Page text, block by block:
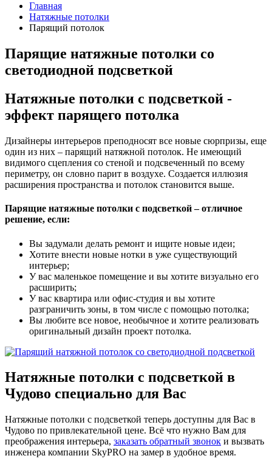
Главная
Натяжные потолки
Парящий потолок
Парящие натяжные потолки со
светодиодной подсветкой
Натяжные потолки с подсветкой -
эффект парящего потолка
Дизайнеры интерьеров преподносят все новые сюрпризы, еще
один из них – парящий натяжной потолок. Не имеющий
видимого сцепления со стеной и подсвеченный по всему
периметру, он словно парит в воздухе. Создается иллюзия
расширения пространства и потолок становится выше.
Парящие натяжные потолки с подсветкой – отличное
решение, если:
Вы задумали делать ремонт и ищите новые идеи;
Хотите внести новые нотки в уже существующий
интерьер;
У вас маленькое помещение и вы хотите визуально его
расширить;
У вас квартира или офис-студия и вы хотите
разграничить зоны, в том числе с помощью потолка;
Вы любите все новое, необычное и хотите реализовать
оригинальный дизайн проект потолка.
Натяжные потолки с подсветкой в
Чудово специально для Вас
Натяжные потолки с подсветкой теперь доступны для Вас в
Чудово по привлекательной цене. Всё что нужно Вам для
преображения интерьера, заказать обратный звонок и вызвать
инженера компании SkyPRO на замер в удобное время.